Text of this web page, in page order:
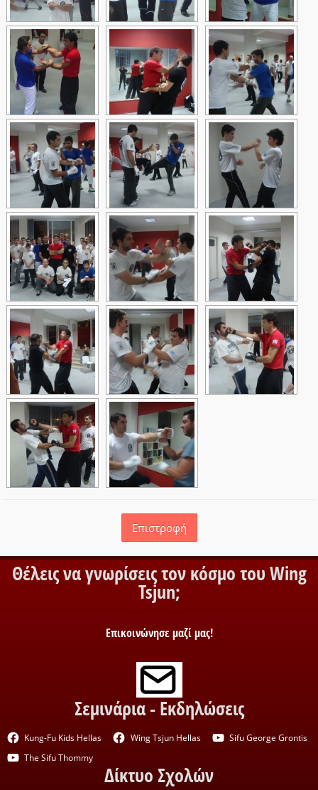
Επιστροφή
Θέλεις να γνωρίσεις τον κόσμο του Wing
Tsjun;
Επικοινώνησε μαζί μας!
Σεμινάρια - Εκδηλώσεις
Kung-Fu Kids Hellas Wing Tsjun Hellas
Sifu George Grontis
The Sifu Thommy
Δίκτυο Σχολών